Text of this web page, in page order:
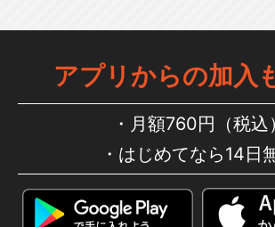
アプリからの加入
月額760円（税込）
はじめてなら14日